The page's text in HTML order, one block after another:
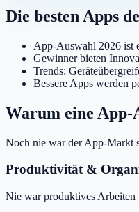
Die besten Apps
App-Auswahl 2026 ist
Gewinner bieten
Trends:
Bessere Apps werden
Warum eine App-
Noch nie war der App-Markt
Produktivität &
Nie war produktives Arbeiten